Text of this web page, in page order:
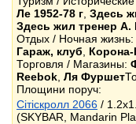
Ле 1952-78 г Здесь
Здесь жил тренер
Отдых / Ночная жизнь:
Гараж, клуб
Торговля / Магазины:
Reebok Ля Фуршет
Площини поруч:
Сітіскролл 2066 /
(SKYBAR, Mandarin